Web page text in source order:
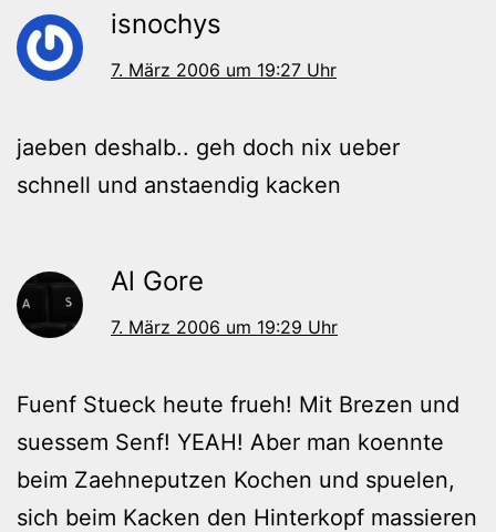
isnochys
7. März 2006 um 19:27 Uhr
jaeben deshalb.. geh doch nix ueber
schnell und anstaendig kacken
Al Gore
7. März 2006 um 19:29 Uhr
Fuenf Stueck heute frueh! Mit Brezen und
suessem Senf! YEAH! Aber man koennte
beim Zaehneputzen Kochen und spuelen,
sich beim Kacken den Hinterkopf massieren